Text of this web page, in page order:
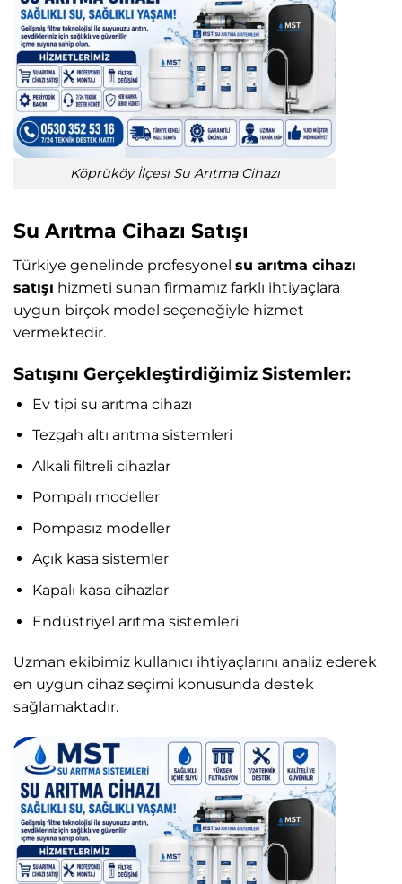
Köprüköy İlçesi Su Arıtma Cihazı
Su Arıtma Cihazı Satışı
Türkiye genelinde profesyonel su arıtma cihazı
satışı hizmeti sunan firmamız farklı ihtiyaçlara
uygun birçok model seçeneğiyle hizmet
vermektedir.
Satışını Gerçekleştirdiğimiz Sistemler:
Ev tipi su arıtma cihazı
Tezgah altı arıtma sistemleri
Alkali filtreli cihazlar
Pompalı modeller
Pompasız modeller
Açık kasa sistemler
Kapalı kasa cihazlar
Endüstriyel arıtma sistemleri
Uzman ekibimiz kullanıcı ihtiyaçlarını analiz ederek
en uygun cihaz seçimi konusunda destek
sağlamaktadır.